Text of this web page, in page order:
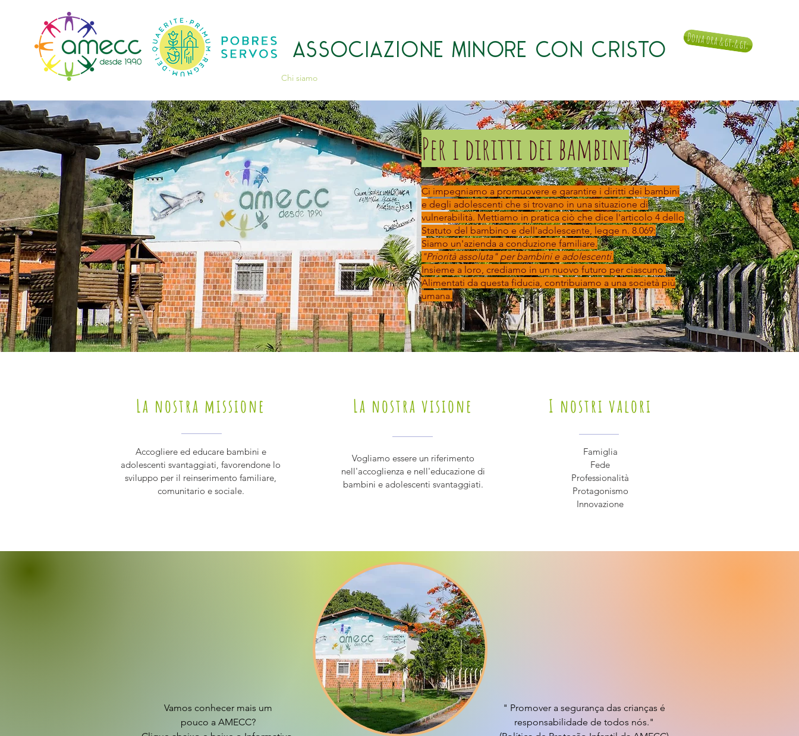
ASSOCIAZIONE MINORE CON CRISTO Dona ora &gt;&gt;
Chi siamo
Per i diritti dei bambini
Ci impegniamo a promuovere e garantire i diritti dei bambini
e degli adolescenti che si trovano in una situazione di
vulnerabilità. Mettiamo in pratica ciò che dice l'articolo 4 dello
Statuto del bambino e dell'adolescente, legge n. 8.069:
Siamo un'azienda a conduzione familiare.
"Priorità assoluta" per bambini e adolescenti.
Insieme a loro, crediamo in un nuovo futuro per ciascuno.
Alimentati da questa fiducia, contribuiamo a una società più
umana.
La nostra missione
Accogliere ed educare bambini e
adolescenti svantaggiati, favorendone lo
sviluppo per il reinserimento familiare,
comunitario e sociale.
La nostra visione
Vogliamo essere un riferimento
nell'accoglienza e nell'educazione di
bambini e adolescenti svantaggiati.
I nostri valori
Famiglia
Fede
Professionalità
Protagonismo
Innovazione
Vamos conhecer mais um
pouco a AMECC?
" Promover a segurança das crianças é
responsabilidade de todos nós."